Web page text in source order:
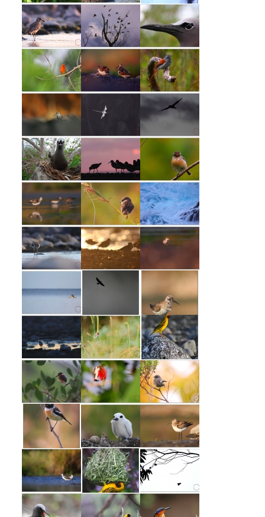
Afrique du Sud, Western Cape, Novembre 2012
Maurice & Rodrigues, novembre 2011
Madagascar, novembre 2011
Mayotte, janvier 2011
Le Burkina Faso en Noir et Blanc, novembre 2010
Burkina Faso « Adansé »
Liens
Contact
#0 (pas de titre)